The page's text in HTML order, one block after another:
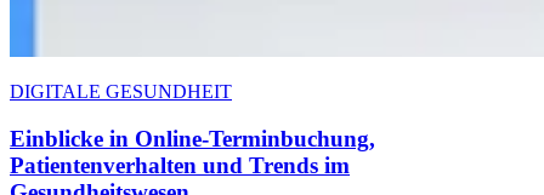
DIGITALE GESUNDHEIT
Einblicke in Online-Terminbuchung,
Patientenverhalten und Trends im